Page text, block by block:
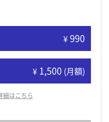
¥990
¥ 1,500 (月額)
はこちら